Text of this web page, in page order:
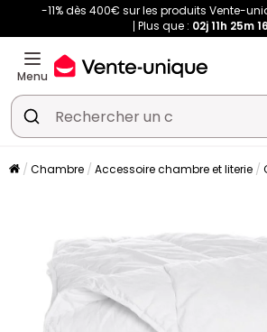
-11% dès 400€ sur les produits Vente-
Plus que : 02j 11h 25m
Menu
Chambre Accessoire chambre et literie